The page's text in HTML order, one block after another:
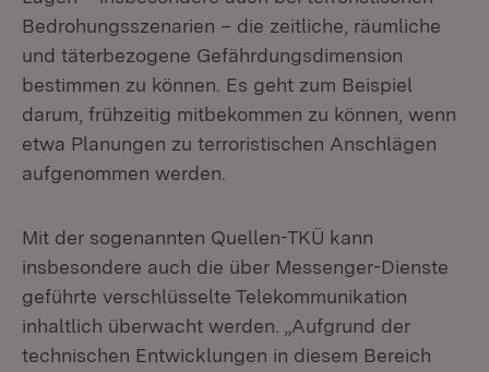
Bedrohungsszenarien – die zeitliche, räumliche
und täterbezogene Gefährdungsdimension
bestimmen zu können. Es geht zum Beispiel
darum, frühzeitig mitbekommen zu können, wenn
etwa Planungen zu terroristischen Anschlägen
aufgenommen werden.
Mit der sogenannten Quellen-TKÜ kann
insbesondere auch die über Messenger-Dienste
geführte verschlüsselte Telekommunikation
inhaltlich überwacht werden. „Aufgrund der
technischen Entwicklungen in diesem Bereich